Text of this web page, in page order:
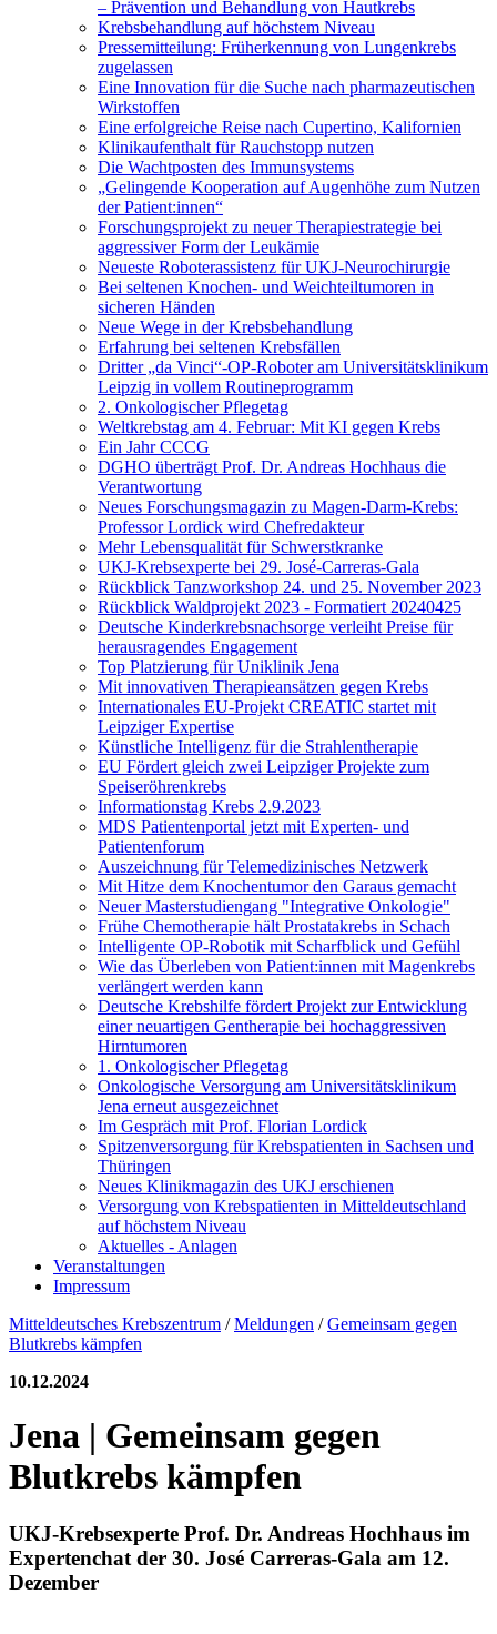
– Prävention und Behandlung von Hautkrebs
Krebsbehandlung auf höchstem Niveau
Pressemitteilung: Früherkennung von Lungenkrebs
zugelassen
Eine Innovation für die Suche nach pharmazeutischen
Wirkstoffen
Eine erfolgreiche Reise nach Cupertino, Kalifornien
Klinikaufenthalt für Rauchstopp nutzen
Die Wachtposten des Immunsystems
„Gelingende Kooperation auf Augenhöhe zum Nutzen
der Patient:innen“
Forschungsprojekt zu neuer Therapiestrategie bei
aggressiver Form der Leukämie
Neueste Roboterassistenz für UKJ-Neurochirurgie
Bei seltenen Knochen- und Weichteiltumoren in
sicheren Händen
Neue Wege in der Krebsbehandlung
Erfahrung bei seltenen Krebsfällen
Dritter „da Vinci“-OP-Roboter am Universitätsklinikum
Leipzig in vollem Routineprogramm
2. Onkologischer Pflegetag
Weltkrebstag am 4. Februar: Mit KI gegen Krebs
Ein Jahr CCCG
DGHO überträgt Prof. Dr. Andreas Hochhaus die
Verantwortung
Neues Forschungsmagazin zu Magen-Darm-Krebs:
Professor Lordick wird Chefredakteur
Mehr Lebensqualität für Schwerstkranke
UKJ-Krebsexperte bei 29. José-Carreras-Gala
Rückblick Tanzworkshop 24. und 25. November 2023
Rückblick Waldprojekt 2023 - Formatiert 20240425
Deutsche Kinderkrebsnachsorge verleiht Preise für
herausragendes Engagement
Top Platzierung für Uniklinik Jena
Mit innovativen Therapieansätzen gegen Krebs
Internationales EU-Projekt CREATIC startet mit
Leipziger Expertise
Künstliche Intelligenz für die Strahlentherapie
EU Fördert gleich zwei Leipziger Projekte zum
Speiseröhrenkrebs
Informationstag Krebs 2.9.2023
MDS Patientenportal jetzt mit Experten- und
Patientenforum
Auszeichnung für Telemedizinisches Netzwerk
Mit Hitze dem Knochentumor den Garaus gemacht
Neuer Masterstudiengang "Integrative Onkologie"
Frühe Chemotherapie hält Prostatakrebs in Schach
Intelligente OP-Robotik mit Scharfblick und Gefühl
Wie das Überleben von Patient:innen mit Magenkrebs
verlängert werden kann
Deutsche Krebshilfe fördert Projekt zur Entwicklung
einer neuartigen Gentherapie bei hochaggressiven
Hirntumoren
1. Onkologischer Pflegetag
Onkologische Versorgung am Universitätsklinikum
Jena erneut ausgezeichnet
Im Gespräch mit Prof. Florian Lordick
Spitzenversorgung für Krebspatienten in Sachsen und
Thüringen
Neues Klinikmagazin des UKJ erschienen
Versorgung von Krebspatienten in Mitteldeutschland
auf höchstem Niveau
Aktuelles - Anlagen
Veranstaltungen
Impressum
Mitteldeutsches Krebszentrum /Meldungen /Gemeinsam gegen
Blutkrebs kämpfen
10.12.2024
Jena | Gemeinsam gegen
Blutkrebs kämpfen
UKJ-Krebsexperte Prof. Dr. Andreas Hochhaus im
Expertenchat der 30. José Carreras-Gala am 12.
Dezember